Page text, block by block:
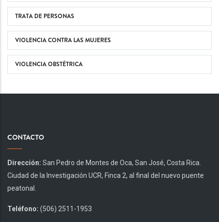
TRATA DE PERSONAS
VIOLENCIA CONTRA LAS MUJERES
VIOLENCIA OBSTÉTRICA
CONTACTO
Dirección: San Pedro de Montes de Oca, San José, Costa Rica.
Ciudad de la Investigación UCR, Finca 2, al final del nuevo puente
peatonal.
Teléfono: (506) 2511-1953